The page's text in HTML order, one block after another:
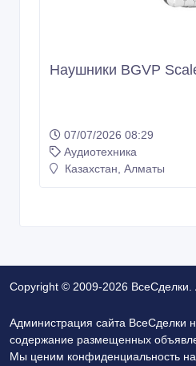
Наушники BGVP
07/07/2026 08:29
Аудиотехника
Казахстан, Алматы
Copyright © 2009-2026 ВсеСделки.
Администрация сайта ВсеСделки
содержание размещенных
Мы ценим конфиденциальность